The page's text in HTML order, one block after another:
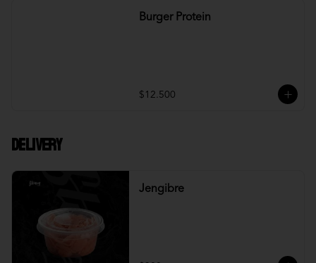
Burger Protein
$12.500
DELIVERY
Jengibre